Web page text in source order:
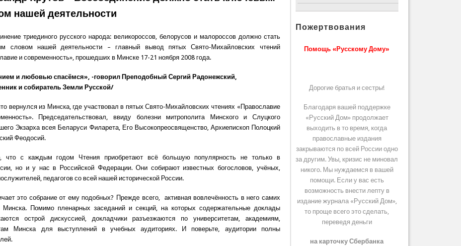
нашей деятельности
триединого русского народа: великороссов, белорусов и малороссов должно стать
словом нашей деятельности – главный вывод пятых Свято-Михайловских чтений
и современность», прошедших в Минске 17-21 ноября 2008 года.
и любовью спасёмся», -говорил Преподобный Сергий Радонежский,
и собиратель Земли Русской/
вернулся из Минска, где участвовал в пятых Свято-Михайловских чтениях «Православие
Председательствовал, ввиду болезни митрополита Минского и Слуцкого
Экзарха всея Беларуси Филарета, Его Высокопреосвященство, Архиепископ Полоцкий
Феодосий.
что с каждым годом Чтения приобретают всё большую популярность не только в
но и у нас в Российской Федерации. Они собирают известных богословов, учёных,
педагогов со всей нашей исторической России.
это собрание от ему подобных? Прежде всего, активная вовлечённость в него самих
Минска. Помимо пленарных заседаний и секций, на которых содержательные доклады
острой дискуссией, докладчики разъезжаются по университетам, академиям,
Минска для выступлений в учебных аудиториях. И поверьте, аудитории полны
Пожертвования
Помощь «Русскому Дому»
Дорогие братья и сестры!
Благодаря вашей поддержке
«Русский Дом» продолжает
выходить в то время, когда
православные издания
закрываются по всей России одно
за другим. Увы, кризис не миновал
никого. Мы нуждаемся в вашей
помощи. Если у вас есть
возможность внести лепту в
издание журнала «Русский Дом»,
то проще всего это сделать,
переведя деньги
на карточку Сбербанка